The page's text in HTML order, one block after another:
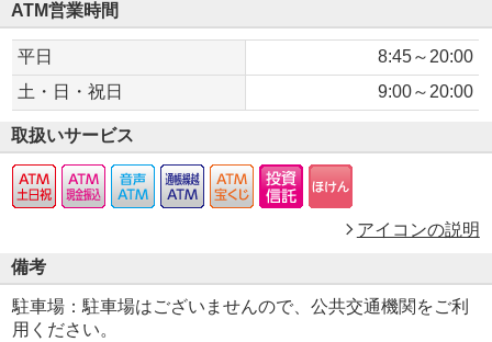
ATM営業時間
平日
8:45～20:00
土・日・祝日
9:00～20:00
取扱いサービス
アイコンの説明
備考
駐車場：駐車場はございませんので、公共交通機関をご利
用ください。